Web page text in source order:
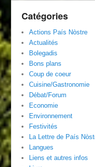
Catégories
Actions País Nòstre
Actualités
Bolegadis
Bons plans
Coup de coeur
Cuisine/Gastronomie
Débat/Forum
Economie
Environnement
Festivités
La Lettre de País
Langues
Liens et autres infos